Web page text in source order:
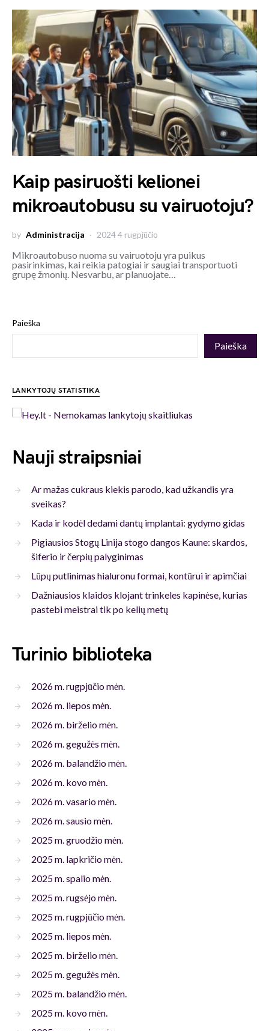
Kaip pasiruošti kelionei
mikroautobusu su vairuotoju?
by Administracija 2024 4 rugpjūčio
Mikroautobuso nuoma su vairuotoju yra puikus
pasirinkimas, kai reikia patogiai ir saugiai transportuoti
grupę žmonių. Nesvarbu, ar planuojate…
Paieška
Paieška
LANKYTOJŲ STATISTIKA
Nauji straipsniai
Ar mažas cukraus kiekis parodo, kad užkandis yra
sveikas?
Kada ir kodėl dedami dantų implantai: gydymo gidas
Pigiausios Stogų Linija stogo dangos Kaune: skardos,
šiferio ir čerpių palyginimas
Lūpų putlinimas hialuronu formai, kontūrui ir apimčiai
Dažniausios klaidos klojant trinkeles kapinėse, kurias
pastebi meistrai tik po kelių metų
Turinio biblioteka
2026 m. rugpjūčio mėn.
2026 m. liepos mėn.
2026 m. birželio mėn.
2026 m. gegužės mėn.
2026 m. balandžio mėn.
2026 m. kovo mėn.
2026 m. vasario mėn.
2026 m. sausio mėn.
2025 m. gruodžio mėn.
2025 m. lapkričio mėn.
2025 m. spalio mėn.
2025 m. rugsėjo mėn.
2025 m. rugpjūčio mėn.
2025 m. liepos mėn.
2025 m. birželio mėn.
2025 m. gegužės mėn.
2025 m. balandžio mėn.
2025 m. kovo mėn.